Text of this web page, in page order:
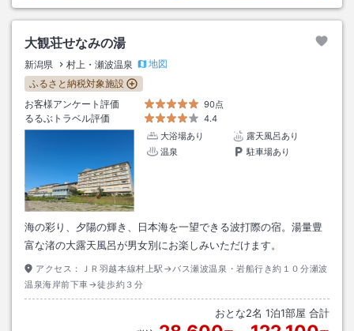
大観荘せなみの湯
新潟県 村上・瀬波温泉
地図
ふるさと納税対象施設
お客様アンケート評価
90点
るるぶトラベル評価
4.4
大浴場あり
露天風呂あり
温泉
駐車場あり
海の彩り、夕陽の輝き、日本海を一望できる波打際の宿。湯量豊
富な渚の大露天風呂が男女別にお楽しみいただけます。
アクセス：
ＪＲ羽越本線村上駅→バス瀬波温泉・岩船行き約１０分瀬波
温泉海岸前下車→徒歩約３分
おとな2名 1泊1部屋 合計